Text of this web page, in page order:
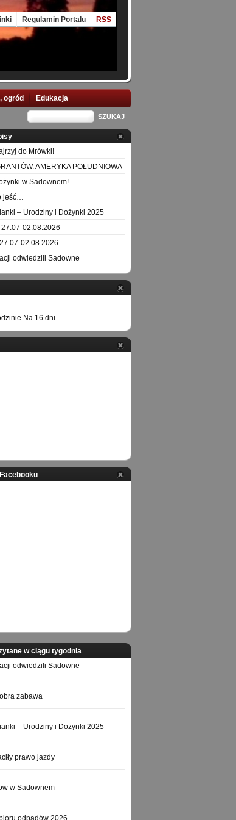
Regulamin Portalu RSS
ogród Edukacja
do Mrówki!
AMERYKA POŁUDNIOWA
w Sadownem!
jeść…
– Urodziny i Dożynki 2025
02.08.2026
02.08.2026
odwiedzili Sadowne
Na 16 dni
w ciągu tygodnia
odwiedzili Sadowne
zabawa
– Urodziny i Dożynki 2025
prawo jazdy
w Sadownem
odpadów 2026